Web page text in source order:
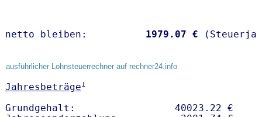
netto bleiben: 1979.07 €
ausführlicher Lohnsteuerrechner auf rechner24.info
Jahresbeträge1
Grundgehalt:                 40023.22 €